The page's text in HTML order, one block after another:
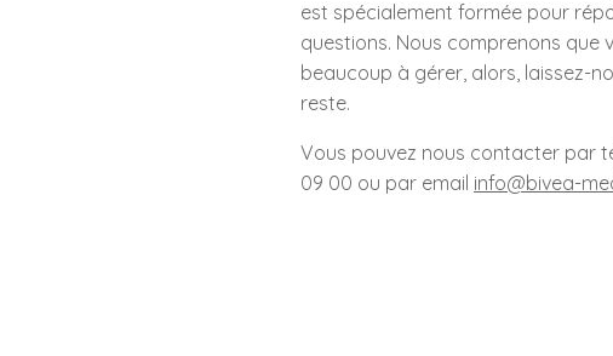
est spécialement formée pour
questions. Nous comprenons que
beaucoup à gérer, alors, laissez-
reste.
Vous pouvez nous contacter par
09 00 ou par email info@bivea-